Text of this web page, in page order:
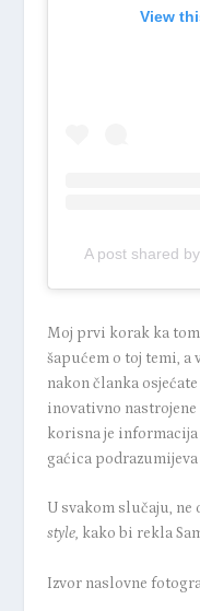
View
A post shared
Moj prvi korak ka
šapućem o toj temi, a
nakon članka
inovativno
korisna je
gaćica
U svakom slučaju,
style, kako bi rekla
Izvor naslovne